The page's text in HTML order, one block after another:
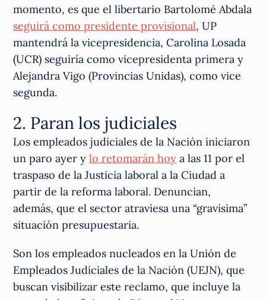
momento, es que el libertario Bartolomé Abdala
seguirá como presidente provisional, UP
mantendrá la vicepresidencia, Carolina Losada
(UCR) seguiría como vicepresidenta primera y
Alejandra Vigo (Provincias Unidas), como vice
segunda.
2. Paran los judiciales
Los empleados judiciales de la Nación iniciaron
un paro ayer ylo retomarán hoy a las 11 por el
traspaso de la Justicia laboral a la Ciudad a
partir de la reforma laboral. Denuncian,
además, que el sector atraviesa una “gravísima”
situación presupuestaria.
Son los empleados nucleados en la Unión de
Empleados Judiciales de la Nación (UEJN), que
buscan visibilizar este reclamo, que incluye la